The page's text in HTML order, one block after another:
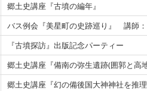
郷土史講座『古墳の編年』
バス例会『美星町の史跡巡り』 講師
『古墳探訪』出版記念パーティー
郷土史講座『備南の弥生遺跡(囲郭と高
郷土史講座『幻の備後国大神神社を推理